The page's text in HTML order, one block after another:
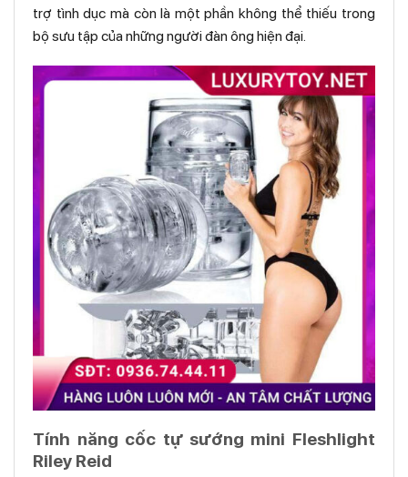
trợ tình dục mà còn là một phần không thể thiếu trong
bộ sưu tập của những người đàn ông hiện đại.
Tính năng cốc tự sướng mini Fleshlight
Riley Reid